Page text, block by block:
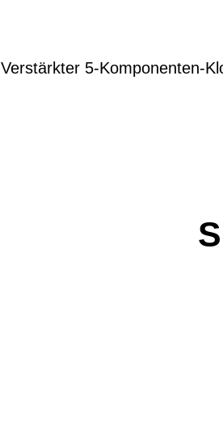
Verstärkter 5-Komponenten-